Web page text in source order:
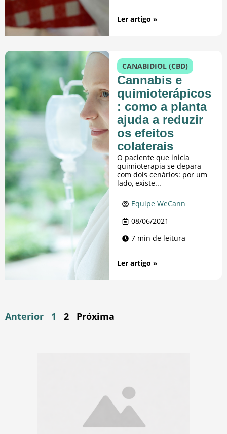
Ler artigo »
CANABIDIOL (CBD)
Cannabis e
quimioterápicos
: como a planta
ajuda a reduzir
os efeitos
colaterais
O paciente que inicia
quimioterapia se depara
com dois cenários: por um
lado, existe...
Equipe WeCann
08/06/2021
7 min de leitura
Ler artigo »
Anterior 1 2 Próxima